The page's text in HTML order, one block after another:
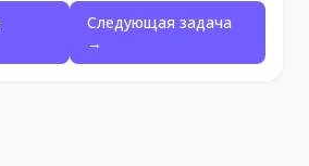
Следующая задача
→